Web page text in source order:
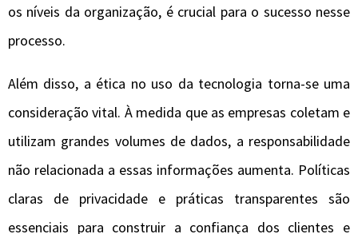
os níveis da organização, é crucial para o sucesso nesse
processo.
Além disso, a ética no uso da tecnologia torna-se uma
consideração vital. À medida que as empresas coletam e
utilizam grandes volumes de dados, a responsabilidade
não relacionada a essas informações aumenta. Políticas
claras de privacidade e práticas transparentes são
essenciais para construir a confiança dos clientes e